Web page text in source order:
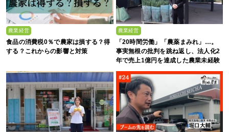
農業経営
食品の消費税0％で農家は損する？得
する？これからの影響と対策
農業経営
「20時間労働」「農薬まみれ」…。
事実無根の批判を跳ね返し、法人化2
年で売上1億円を達成した農業未経験